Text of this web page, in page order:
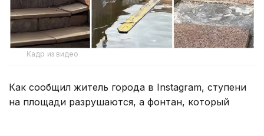
Кадр из видео
Как сообщил житель города в Instagram, ступени
на площади разрушаются, а фонтан, который